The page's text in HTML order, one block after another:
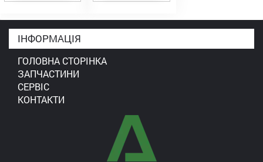
ІНФОРМАЦІЯ
ГОЛОВНА СТОРІНКА
ЗАПЧАСТИНИ
СЕРВІС
КОНТАКТИ